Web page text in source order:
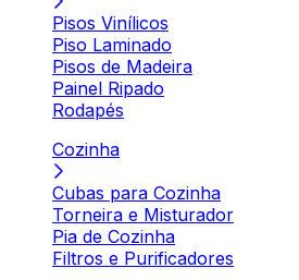
Pisos Vinílicos
Piso Laminado
Pisos de Madeira
Painel Ripado
Rodapés
Cozinha
Cubas para Cozinha
Torneira e Misturador
Pia de Cozinha
Filtros e Purificadores